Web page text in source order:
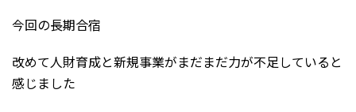
今回の長期合宿
改めて人財育成と新規事業がまだまだ力が不足していると
感じました